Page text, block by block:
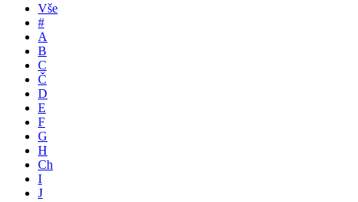
Vše
#
A
B
C
Č
D
E
F
G
H
Ch
I
J